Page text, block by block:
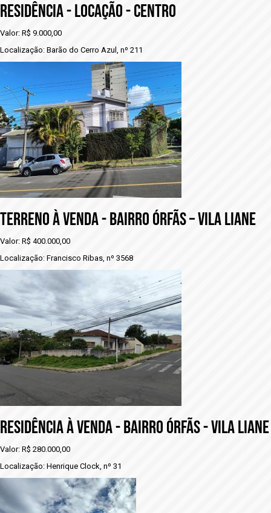
RESIDÊNCIA - LOCAÇÃO - CENTRO
Valor: R$ 9.000,00
Localização: Barão do Cerro Azul, nº 211
TERRENO À VENDA - BAIRRO ÓRFÃS – VILA LIANE
Valor: R$ 400.000,00
Localização: Francisco Ribas, nº 3568
RESIDÊNCIA À VENDA - BAIRRO ÓRFÃS - VILA LIANE
Valor: R$ 280.000,00
Localização: Henrique Clock, nº 31